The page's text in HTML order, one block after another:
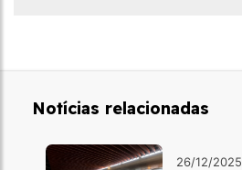
Notícias relacionadas
26/12/2025